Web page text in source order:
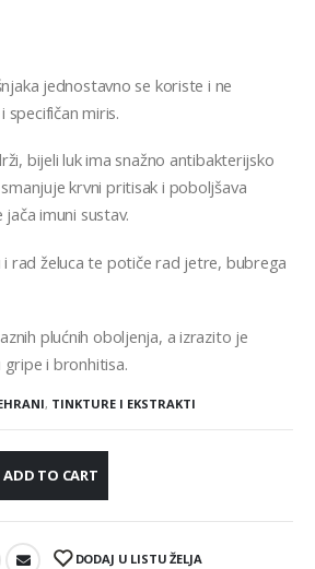
jednostavno se koriste i ne
miris.
bijeli luk ima snažno antibakterijsko
krvni pritisak i poboljšava
imuni sustav.
rad želuca te potiče rad jetre, bubrega
plućnih oboljenja, a izrazito je
i bronhitisa.
, TINKTURE I EKSTRAKTI
ADD TO CART
DODAJ U LISTU ŽELJA